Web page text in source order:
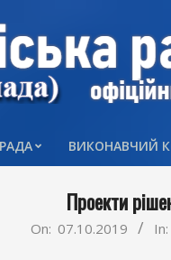
ВИКОНАВЧИЙ
Проекти
On: 07.10.2019 In: